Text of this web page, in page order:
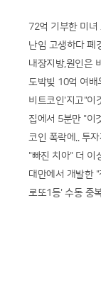
72억 기부한 미녀
난임 고생하다 폐
내장지방,원인은
도박빚 10억 여배
비트코인'지고"이
"빠진 치아" 더 이
대만에서 개발한
로또1등' 수동 중